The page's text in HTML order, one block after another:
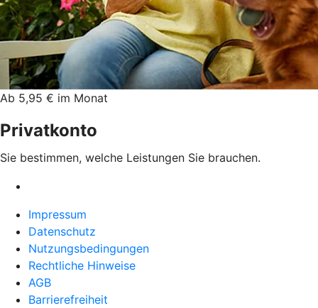
Ab 5,95 € im Monat
Privatkonto
Sie bestimmen, welche Leistungen Sie brauchen.
Impressum
Datenschutz
Nutzungsbedingungen
Rechtliche Hinweise
AGB
Barrierefreiheit